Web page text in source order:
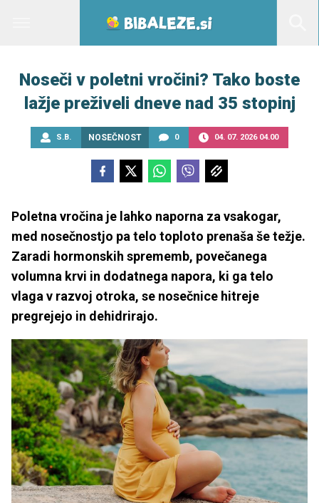
Noseči v poletni vročini? Tako boste
lažje preživeli dneve nad 35 stopinj
S.B. NOSEČNOST 0 04. 07. 2026 04.00
Poletna vročina je lahko naporna za vsakogar,
med nosečnostjo pa telo toploto prenaša še težje.
Zaradi hormonskih sprememb, povečanega
volumna krvi in dodatnega napora, ki ga telo
vlaga v razvoj otroka, se nosečnice hitreje
pregrejejo in dehidrirajo.